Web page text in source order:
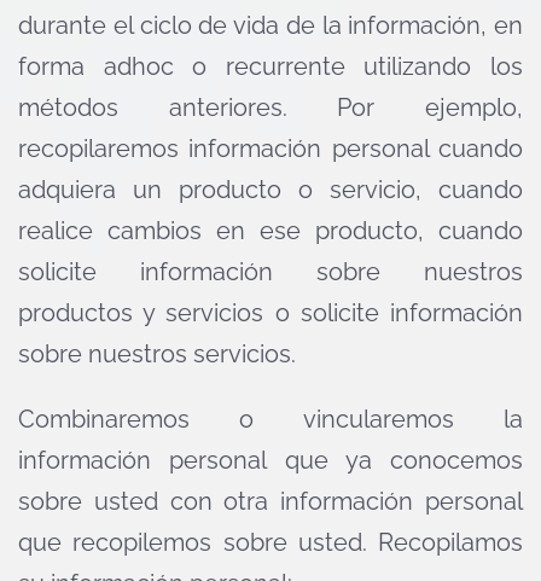
durante el ciclo de vida de la información, en
forma adhoc o recurrente utilizando los
métodos anteriores. Por ejemplo,
recopilaremos información personal cuando
adquiera un producto o servicio, cuando
realice cambios en ese producto, cuando
solicite información sobre nuestros
productos y servicios o solicite información
sobre nuestros servicios.
Combinaremos o vincularemos la
información personal que ya conocemos
sobre usted con otra información personal
que recopilemos sobre usted. Recopilamos